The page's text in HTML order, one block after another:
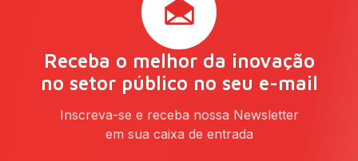
Receba o melhor da inovação
no setor público no seu e-mail
Inscreva-se e receba nossa Newsletter
em sua caixa de entrada